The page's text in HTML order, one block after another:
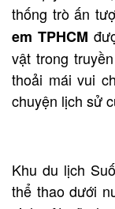
thống trò ấn
em TPHCM
vật trong
thoải mái vui
chuyện lịch sử
Khu du lịch
thể thao dưới